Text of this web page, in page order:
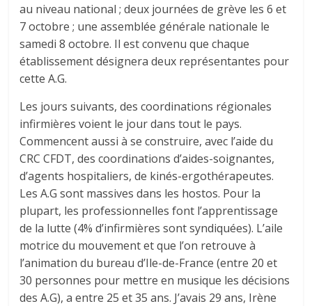
au niveau national ; deux journées de grève les 6 et
7 octobre ; une assemblée générale nationale le
samedi 8 octobre. Il est convenu que chaque
établissement désignera deux représentantes pour
cette A.G.
Les jours suivants, des coordinations régionales
infirmières voient le jour dans tout le pays.
Commencent aussi à se construire, avec l’aide du
CRC CFDT, des coordinations d’aides-soignantes,
d’agents hospitaliers, de kinés-ergothérapeutes.
Les A.G sont massives dans les hostos. Pour la
plupart, les professionnelles font l’apprentissage
de la lutte (4% d’infirmières sont syndiquées). L’aile
motrice du mouvement et que l’on retrouve à
l’animation du bureau d’Ile-de-France (entre 20 et
30 personnes pour mettre en musique les décisions
des A.G), a entre 25 et 35 ans. J’avais 29 ans, Irène